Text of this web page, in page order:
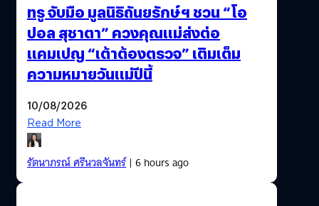
ทรู จับมือ มูลนิธิถันยรักษ์ฯ ชวน “โอ
ปอล สุชาตา” ควงคุณแม่ส่งต่อ
แคมเปญ “เต้าต้องตรวจ” เติมเต็ม
ความหมายวันแม่ปีนี้
10/08/2026
Read More
รัตนาภรณ์ ศรีนวลจันทร์| 6 hours ago